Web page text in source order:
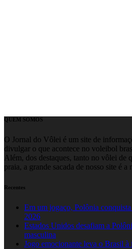
QUEM SOMOS
O Jornal do Vôlei é um site de
divulgar o que acontece no voleibol
Além, dos destaques, tanto no vôlei de
praia, a grande sacada de nosso site é
Recentes
Em um jogaço, Polônia
2026
Estados Unidos desafiam a
masculina
Jogo emocionante leva o Brasil